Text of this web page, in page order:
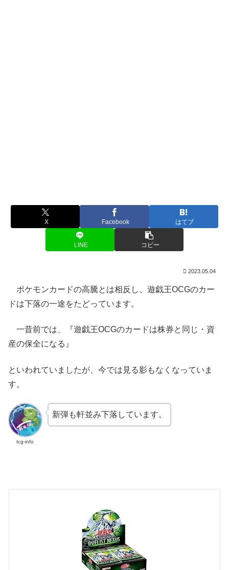
X Facebook はてブ
LINE コピー
2023.05.04
ポケモンカードの高騰とは相反し、遊戯王OCGのカー
ドは下落の一途をたどっています。
一昔前では、『遊戯王OCGのカードは株券と同じ・資
産の保全になる』
といわれていましたが、今では見る影もなくなっていま
す。
tcg-info
新弾も軒並み下落しています。